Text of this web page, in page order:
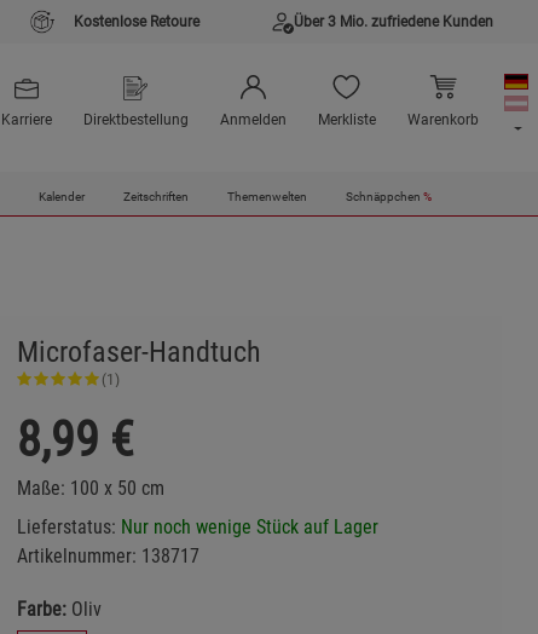
Kostenlose Retoure Über 3 Mio. zufriedene Kunden
Karriere Direktbestellung Anmelden Merkliste Warenkorb
Kalender Zeitschriften Themenwelten Schnäppchen %
Microfaser-Handtuch
(1)
8,99 €
Maße: 100 x 50 cm
Lieferstatus: Nur noch wenige Stück auf Lager
Artikelnummer: 138717
Farbe:Oliv